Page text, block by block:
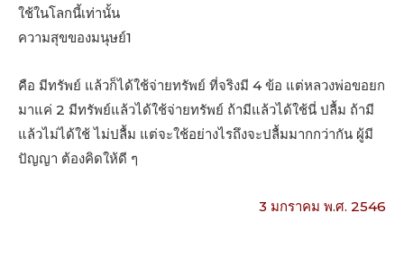
ใช้ในโลกนี้เท่านั้น
ความสุขของมนุษย์1
คือ มีทรัพย์ แล้วก็ได้ใช้จ่ายทรัพย์ ที่จริงมี 4 ข้อ แต่หลวงพ่อขอยก
มาแค่ 2 มีทรัพย์แล้วได้ใช้จ่ายทรัพย์ ถ้ามีแล้วได้ใช้นี่ ปลื้ม ถ้ามี
แล้วไม่ได้ใช้ ไม่ปลื้ม แต่จะใช้อย่างไรถึงจะปลื้มมากกว่ากัน ผู้มี
ปัญญา ต้องคิดให้ดี ๆ
3 มกราคม พ.ศ. 2546